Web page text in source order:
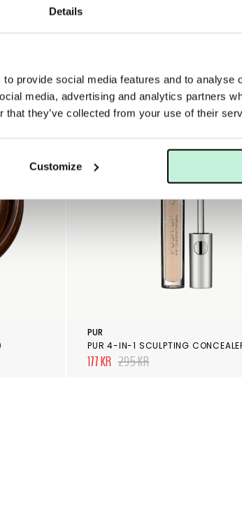
Details
provide social media features and to analyse
media, advertising and analytics partners
that they’ve collected from your use of their
Customize
40%
PUR
PUR 4-IN-1 SCULPTING
177 KR 295 KR